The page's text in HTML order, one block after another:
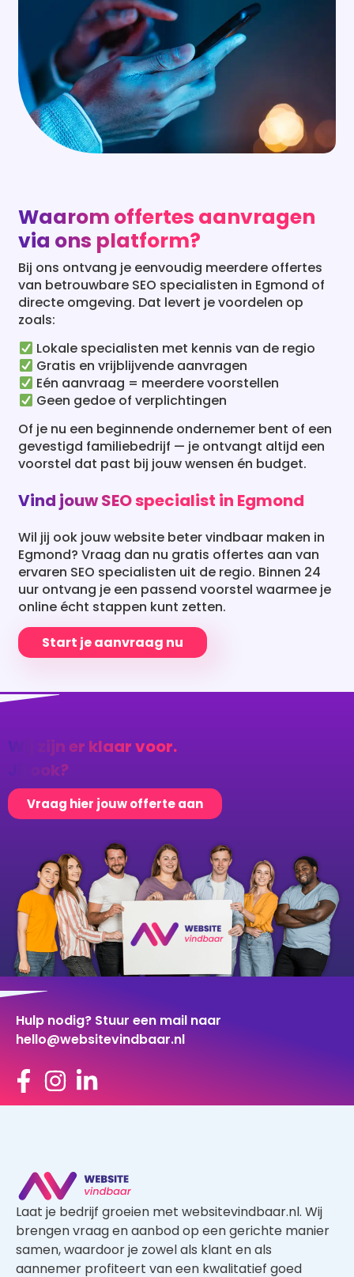
via ons platform?
Bij ons ontvang je eenvoudig meerdere offertes
van betrouwbare SEO specialisten in Egmond of
directe omgeving. Dat levert je voordelen op
zoals:
Lokale specialisten met kennis van de regio
Eén aanvraag = meerdere voorstellen
Geen gedoe of verplichtingen
Of je nu een beginnende ondernemer bent of een
gevestigd familiebedrijf — je ontvangt altijd een
voorstel dat past bij jouw wensen én budget.
Vind jouw SEO specialist in Egmond
Wil jij ook jouw website beter vindbaar maken in
ervaren SEO specialisten uit de regio. Binnen 24
uur ontvang je een passend voorstel waarmee je
online écht stappen kunt zetten.
Start je aanvraag nu
Jij ook?
Vraag hier jouw offerte aan
Hulp nodig? Stuur een mail naar
Laat je bedrijf groeien met websitevindbaar.nl. Wij
brengen vraag en aanbod op een gerichte manier
samen, waardoor je zowel als klant en als
aannemer profiteert van een kwalitatief goed
aanbod.